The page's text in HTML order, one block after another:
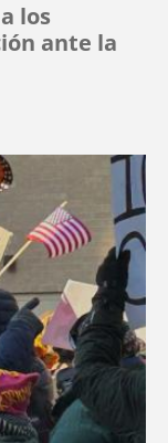
los
ante la